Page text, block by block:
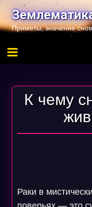
Перейти
содержимому
Приметы, значение
К чему
Раки в